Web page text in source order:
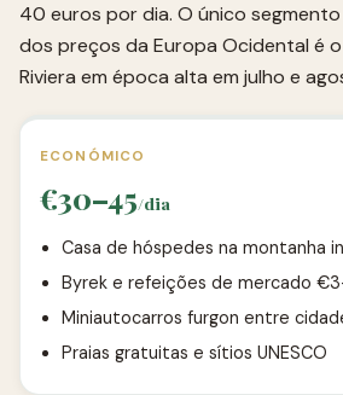
40 euros por dia. O único segmento
dos preços da Europa Ocidental é o
Riviera em época alta em julho e
ECONÓMICO
€30–45/dia
Casa de hóspedes na montanha
Byrek e refeições de mercado
Miniautocarros furgon entre
Praias gratuitas e sítios UNESCO